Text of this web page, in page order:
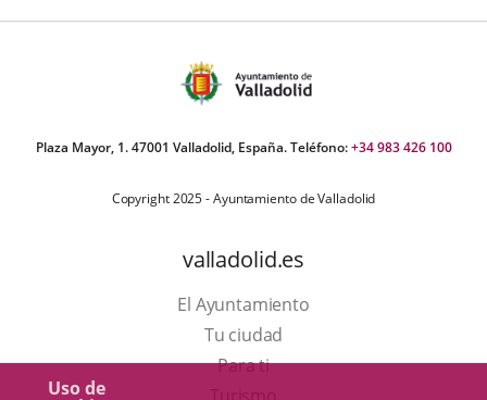
Uso de
Plaza Mayor, 1. 47001 Valladolid, España. Teléfono:+34 983 426 100
Copyright 2025 - Ayuntamiento de Valladolid
valladolid.es
El Ayuntamiento
Tu ciudad
Para ti